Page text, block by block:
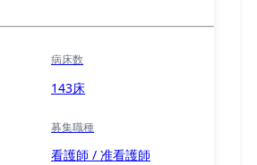
病床数
143床
募集職種
看護師 / 准看護師